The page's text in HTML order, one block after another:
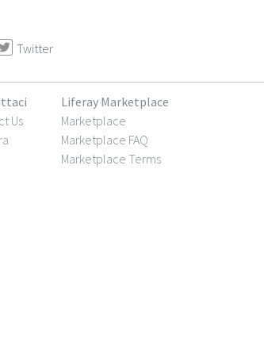
Twitter
Us
Liferay Marketplace
Marketplace
Marketplace FAQ
Marketplace Terms